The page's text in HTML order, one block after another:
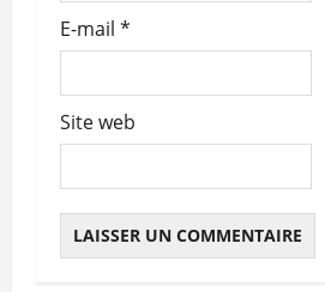
l
e
E-mail *
Site web